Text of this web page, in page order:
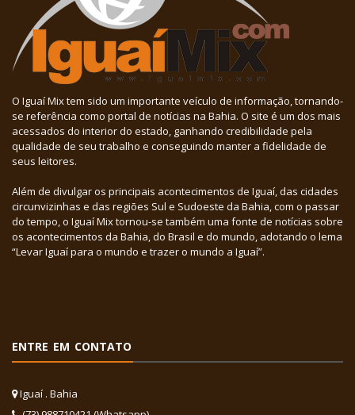
O Iguaí Mix tem sido um importante veículo de informação, tornando-
se referência como portal de notícias na Bahia. O site é um dos mais
acessados do interior do estado, ganhando credibilidade pela
qualidade de seu trabalho e conseguindo manter a fidelidade de
seus leitores.
Além de divulgar os principais acontecimentos de Iguaí, das cidades
circunvizinhas e das regiões Sul e Sudoeste da Bahia, com o passar
do tempo, o Iguaí Mix tornou-se também uma fonte de notícias sobre
os acontecimentos da Bahia, do Brasil e do mundo, adotando o lema
“Levar Iguaí para o mundo e trazer o mundo a Iguaí”.
ENTRE EM CONTATO
Iguaí . Bahia